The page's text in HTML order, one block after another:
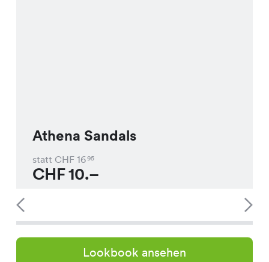
Athena Sandals
statt CHF 1695
CHF10.–
Lookbook ansehen